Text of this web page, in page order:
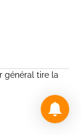
général tire la